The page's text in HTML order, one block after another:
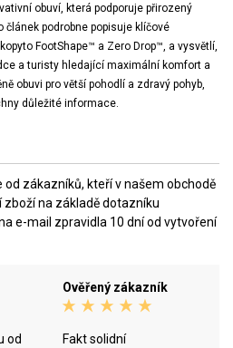
obuví, která podporuje přirozený
článek podrobne popisuje klíčové
FootShape™ a Zero Drop™, a vysvětlí,
a turisty hledající maximální komfort a
obuvi pro větší pohodlí a zdravý pohyb,
důležité informace.
od zákazníků, kteří v našem obchodě
na základě dotazníku
e-mail zpravidla 10 dní od vytvoření
od
Ověřený zákazník
Fakt solidní